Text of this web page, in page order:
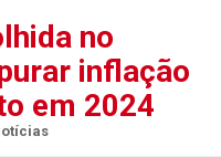
no
inflação
em 2024